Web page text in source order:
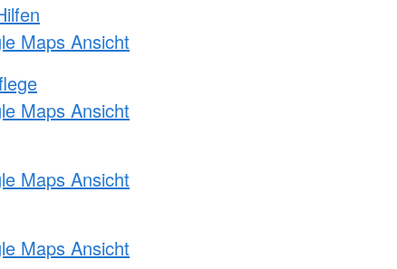
Maps Ansicht
Maps Ansicht
Maps Ansicht
Maps Ansicht